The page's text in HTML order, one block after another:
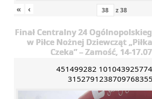
« ‹ z38
Finał Centralny 24
w Piłce Nożnej Dziewcząt
Czeka” – Zamość, 14-
451499282